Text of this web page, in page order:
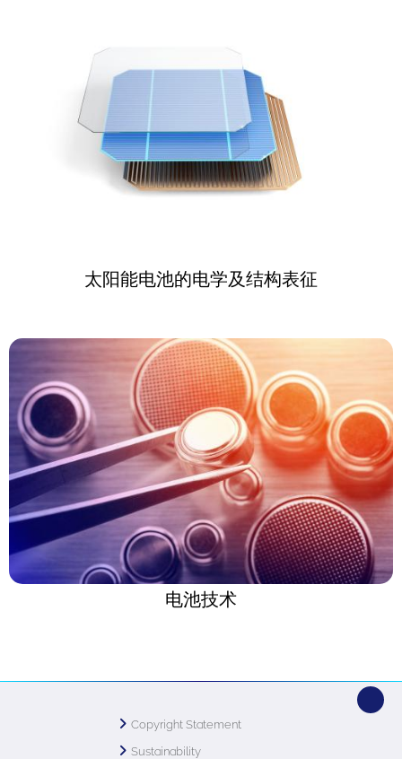
太阳能电池的电学及结构表征
电池技术
Copyright Statement
Sustainability